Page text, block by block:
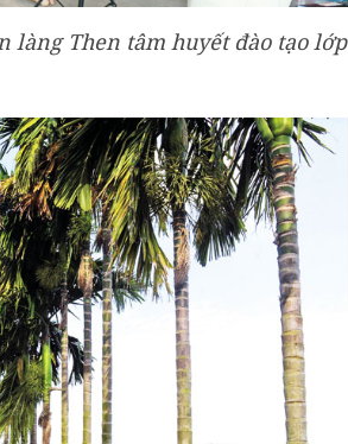
làng Then tâm huyết đào tạo lớp